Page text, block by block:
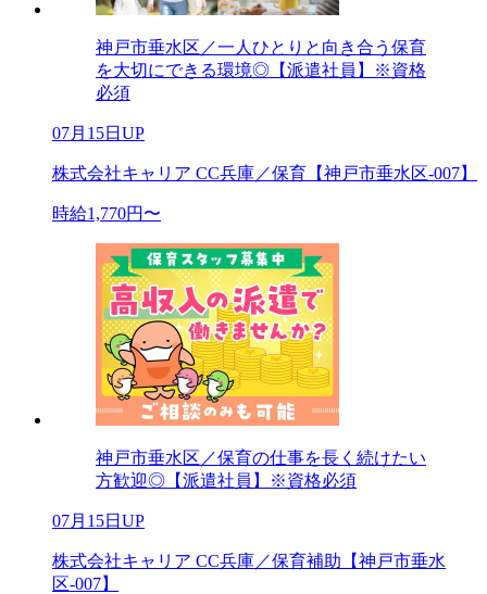
神戸市垂水区／一人ひとりと向き合う保育
を大切にできる環境◎【派遣社員】※資格
必須
07月15日UP
株式会社キャリア CC兵庫／保育【神戸市垂水区-007】
時給1,770円〜
神戸市垂水区／保育の仕事を長く続けたい
方歓迎◎【派遣社員】※資格必須
07月15日UP
株式会社キャリア CC兵庫／保育補助【神戸市垂水
区-007】